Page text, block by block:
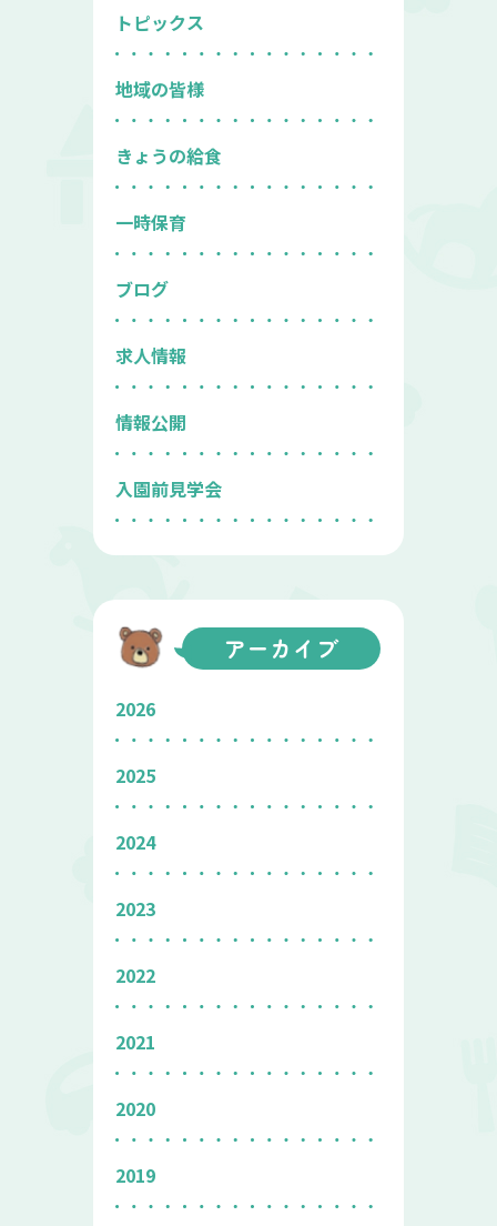
トピックス
地域の皆様
きょうの給食
一時保育
ブログ
求人情報
情報公開
入園前見学会
アーカイブ
2026
2025
2024
2023
2022
2021
2020
2019